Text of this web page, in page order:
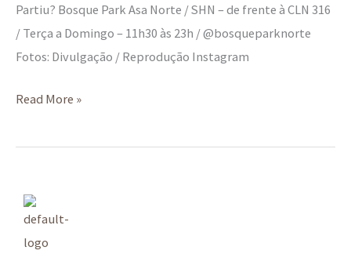
Partiu? Bosque Park Asa Norte / SHN – de frente à CLN 316
/ Terça a Domingo – 11h30 às 23h / @bosqueparknorte
Fotos: Divulgação / Reprodução Instagram
Read More »